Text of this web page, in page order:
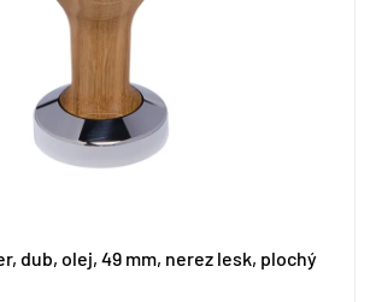
dub, olej, 49 mm, nerez lesk, plochý